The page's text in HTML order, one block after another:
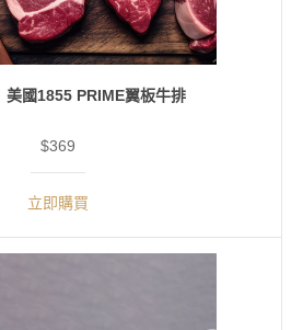
美國1855 PRIME翼板牛排
$369
立即購買